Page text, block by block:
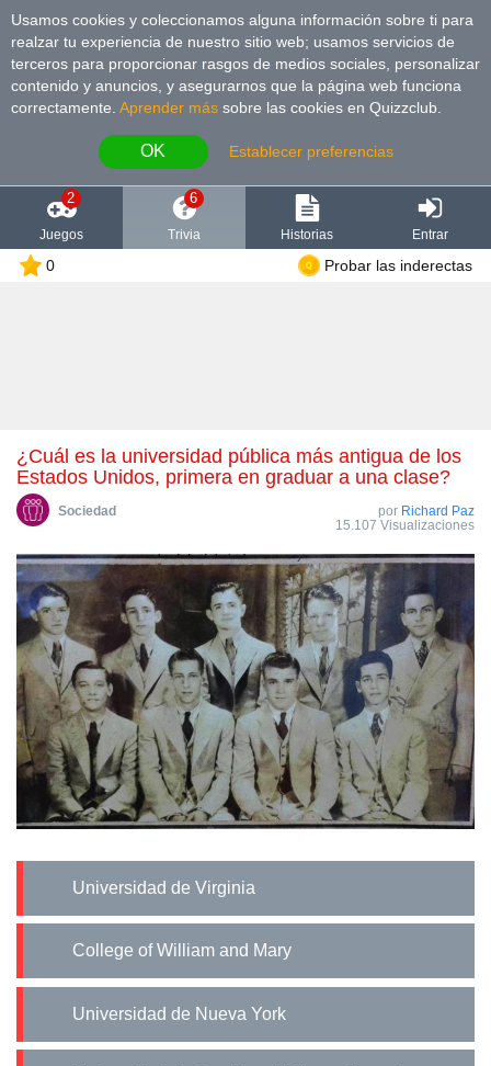
Usamos cookies y coleccionamos alguna información sobre ti para
realzar tu experiencia de nuestro sitio web; usamos servicios de
terceros para proporcionar rasgos de medios sociales, personalizar
contenido y anuncios, y asegurarnos que la página web funciona
correctamente. Aprender más sobre las cookies en Quizzclub.
OK Establecer preferencias
2
Juegos
6
Trivia Historias Entrar
0 Probar las inderectas
¿Cuál es la universidad pública más antigua de los
Estados Unidos, primera en graduar a una clase?
Sociedad por Richard Paz
15.107 Visualizaciones
Universidad de Virginia
College of William and Mary
Universidad de Nueva York